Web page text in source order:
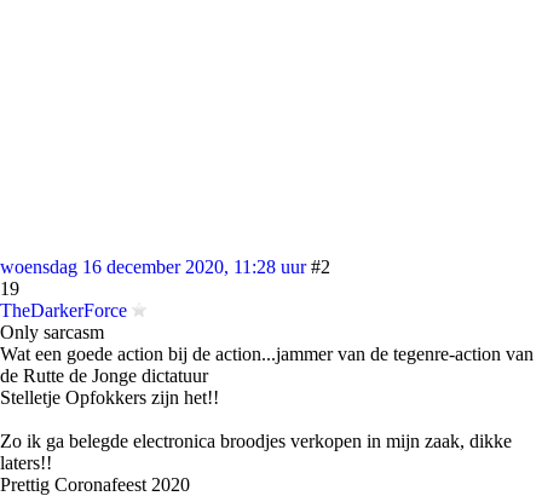
woensdag 16 december 2020, 11:28 uur #2
19
TheDarkerForce
Only sarcasm
Wat een goede action bij de action...jammer van de tegenre-action van
de Rutte de Jonge dictatuur
Stelletje Opfokkers zijn het!!
Zo ik ga belegde electronica broodjes verkopen in mijn zaak, dikke
laters!!
Prettig Coronafeest 2020